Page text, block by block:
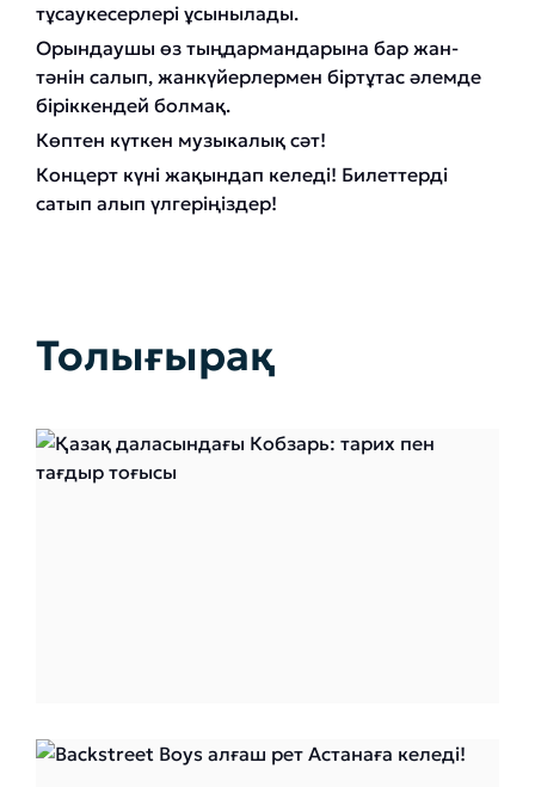
тұсаукесерлері ұсынылады.
Орындаушы өз тыңдармандарына бар жан-
тәнін салып, жанкүйерлермен біртұтас әлемде
біріккендей болмақ.
Көптен күткен музыкалық сәт!
Концерт күні жақындап келеді! Билеттерді
сатып алып үлгеріңіздер!
Толығырақ